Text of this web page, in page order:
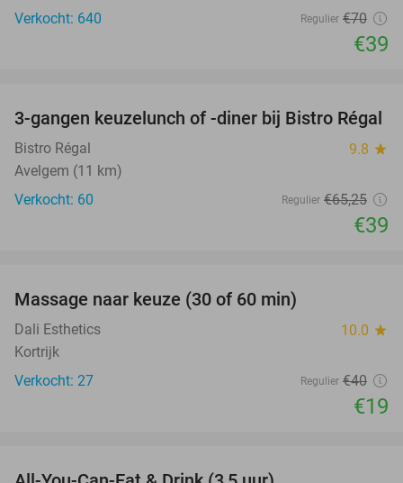
Verkocht: 640
Regulier €70
€39
40%
3-gangen keuzelunch of -diner bij Bistro Régal
Bistro Régal 9.8 star
Avelgem (11 km)
Verkocht: 60
Regulier €65,25
€39
Massage naar keuze (30 of 60 min)
Dali Esthetics 10.0 star
Kortrijk
Verkocht: 27
Regulier €40
€19